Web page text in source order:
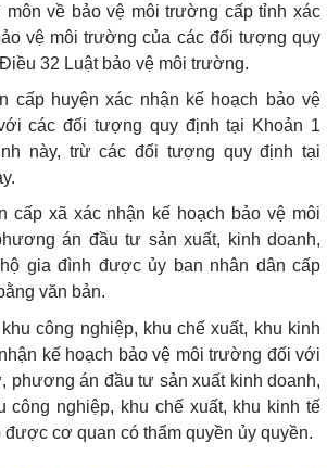
môn về bảo vệ môi trường cấp tỉnh xác
vệ môi trường của các đối tượng quy
32 Luật bảo vệ môi trường.
cấp huyện xác nhận kế hoạch bảo vệ
các đối tượng quy định tại Khoản 1
này, trừ các đối tượng quy định tại
cấp xã xác nhận kế hoạch bảo vệ môi
án đầu tư sản xuất, kinh doanh,
gia đình được ủy ban nhân dân cấp
văn bản.
công nghiệp, khu chế xuất, khu kinh
kế hoạch bảo vệ môi trường đối với
phương án đầu tư sản xuất kinh doanh,
công nghiệp, khu chế xuất, khu kinh tế
cơ quan có thẩm quyền ủy quyền.